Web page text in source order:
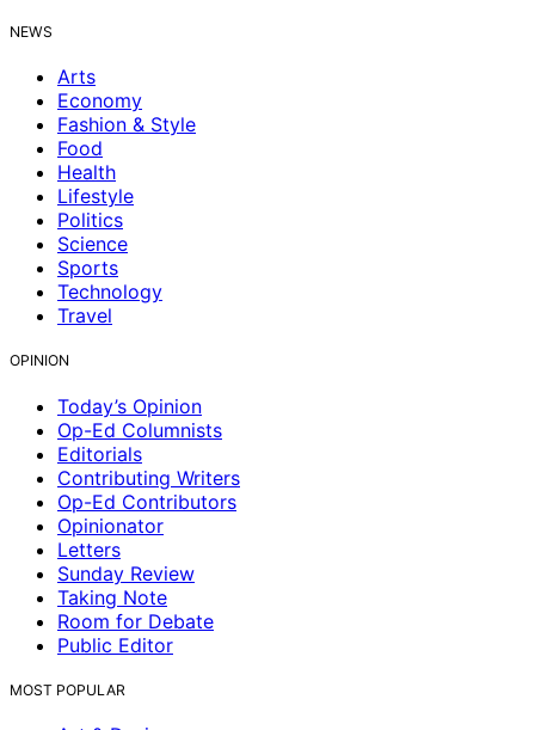
NEWS
Arts
Economy
Fashion & Style
Food
Health
Lifestyle
Politics
Science
Sports
Technology
Travel
OPINION
Today’s Opinion
Op-Ed Columnists
Editorials
Contributing Writers
Op-Ed Contributors
Opinionator
Letters
Sunday Review
Taking Note
Room for Debate
Public Editor
MOST POPULAR